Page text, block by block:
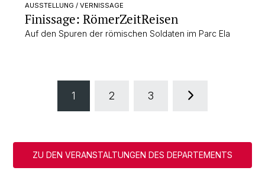
AUSSTELLUNG / VERNISSAGE
Finissage: RömerZeitReisen
Auf den Spuren der römischen Soldaten im Parc Ela
1 2 3
ZU DEN VERANSTALTUNGEN DES DEPARTEMENTS